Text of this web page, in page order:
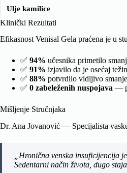
Ulje kamilice
Klinički Rezultati
Efikasnost Venisal Gela praćena je u
✅ 94% učesnika primetilo
✅ 91% izjavilo da je osećaj
✅ 88% potvrdilo vidljivo
✅ 0 zabeleženih nuspojava —
Mišljenje Stručnjaka
Dr. Ana Jovanović — Specijalista
„Hronična venska insuficijencija
Sedentarni način života, dugo